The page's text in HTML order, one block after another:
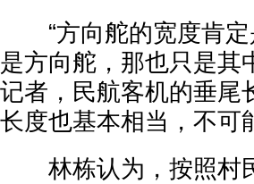
“方向舵的宽度肯定
是方向舵，那也只是其
记者，民航客机的垂尾
长度也基本相当，不可
林栋认为，按照村